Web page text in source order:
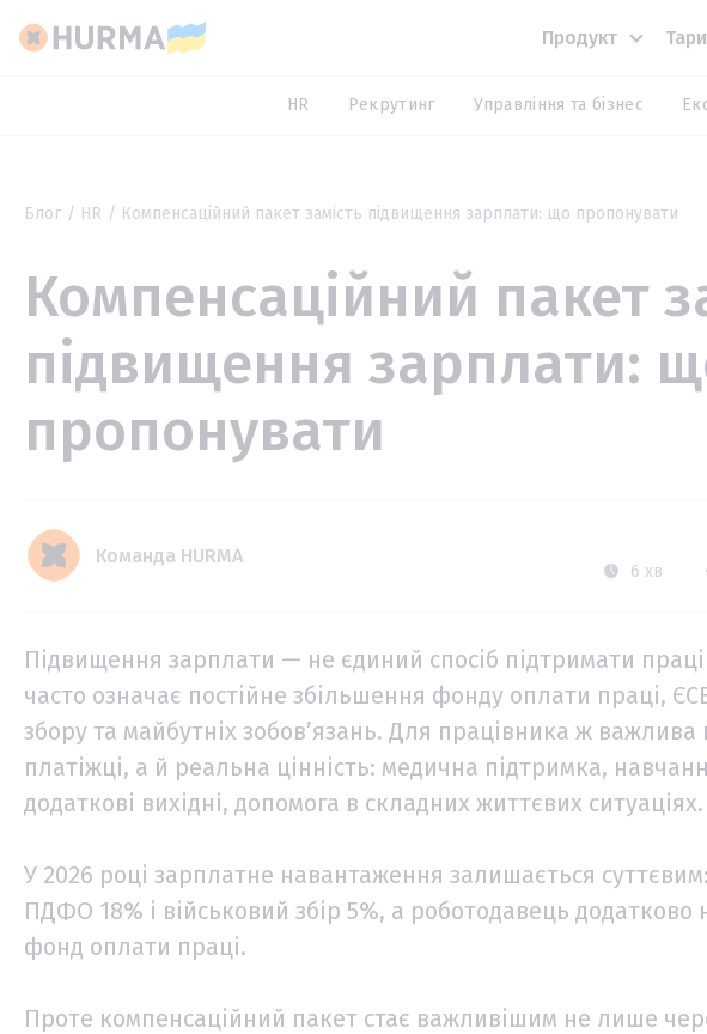
Продукт
HR Рекрутинг Управління та бізнес
Блог HR Компенсаційний пакет замість підвищення зарплати: що пропонувати
Компенсаційний пакет
підвищення зарплати:
пропонувати
Команда HURMA
6 хв
Підвищення зарплати — не єдиний спосіб підтримати
часто означає постійне збільшення фонду оплати праці,
збору та майбутніх зобов’язань. Для працівника ж
платіжці, а й реальна цінність: медична підтримка,
додаткові вихідні, допомога в складних життєвих ситуаціях.
У 2026 році зарплатне навантаження залишається
ПДФО 18% і військовий збір 5%, а роботодавець додатково
фонд оплати праці.
Проте компенсаційний пакет стає важливішим не лише